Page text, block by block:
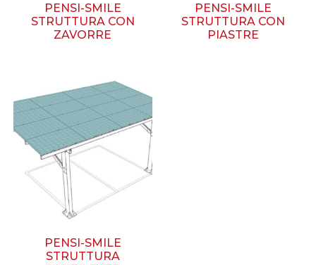
PENSI-SMILE
STRUTTURA CON
ZAVORRE
PENSI-SMILE
STRUTTURA CON
PIASTRE
PENSI-SMILE
STRUTTURA